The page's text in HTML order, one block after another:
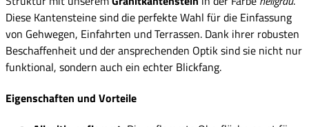
Diese Kantensteine sind die perfekte Wahl für die Einfassung
von Gehwegen, Einfahrten und Terrassen. Dank ihrer robusten
Beschaffenheit und der ansprechenden Optik sind sie nicht nur
funktional, sondern auch ein echter Blickfang.
Eigenschaften und Vorteile